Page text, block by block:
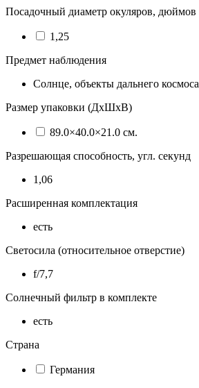
Посадочный диаметр окуляров, дюймов
1,25
Предмет наблюдения
Солнце, объекты дальнего космоса
Размер упаковки (ДхШхВ)
89.0×40.0×21.0 см.
Разрешающая способность, угл. секунд
1,06
Расширенная комплектация
есть
Светосила (относительное отверстие)
f/7,7
Солнечный фильтр в комплекте
есть
Страна
Германия